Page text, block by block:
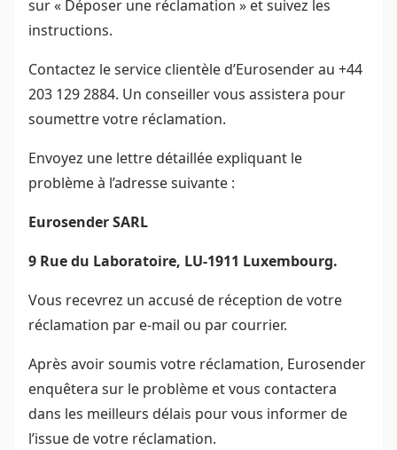
sur « Déposer une réclamation » et suivez les
instructions.
Contactez le service clientèle d’Eurosender au +44
203 129 2884. Un conseiller vous assistera pour
soumettre votre réclamation.
Envoyez une lettre détaillée expliquant le
problème à l’adresse suivante :
Eurosender SARL
9 Rue du Laboratoire, LU-1911 Luxembourg.
Vous recevrez un accusé de réception de votre
réclamation par e-mail ou par courrier.
Après avoir soumis votre réclamation, Eurosender
enquêtera sur le problème et vous contactera
dans les meilleurs délais pour vous informer de
l’issue de votre réclamation.